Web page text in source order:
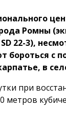
Ромны
22-3),
бороться с
в
при